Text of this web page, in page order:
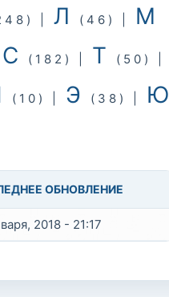
Л (46) М
С (182) Т (50)
(10) Э (38) Ю
ОБНОВЛЕНИЕ
2018 - 21:17